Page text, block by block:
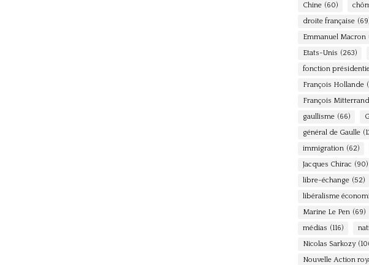
Chine (60)
droite française
Emmanuel Macron
Etats-Unis (263)
fonction
François Hollande
François Mitterrand
gaullisme (66)
général de Gaulle
immigration (62)
Jacques Chirac (90)
libre-échange (52)
libéralisme
Marine Le Pen (69)
médias (116)
Nicolas Sarkozy
Nouvelle Action